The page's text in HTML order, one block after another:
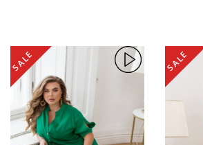
SALE SALE